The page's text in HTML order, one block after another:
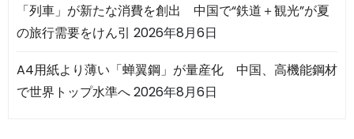
「列車」が新たな消費を創出 中国で“鉄道＋観光”が夏
の旅行需要をけん引 2026年8月6日
A4用紙より薄い「蝉翼鋼」が量産化 中国、高機能鋼材
で世界トップ水準へ2026年8月6日